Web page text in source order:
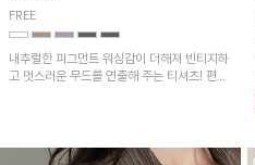
FREE
내추럴한 피그먼트 워싱감이 더해져 빈티지하
고 멋스러운 무드를 연출해 주는 티셔츠! 편안